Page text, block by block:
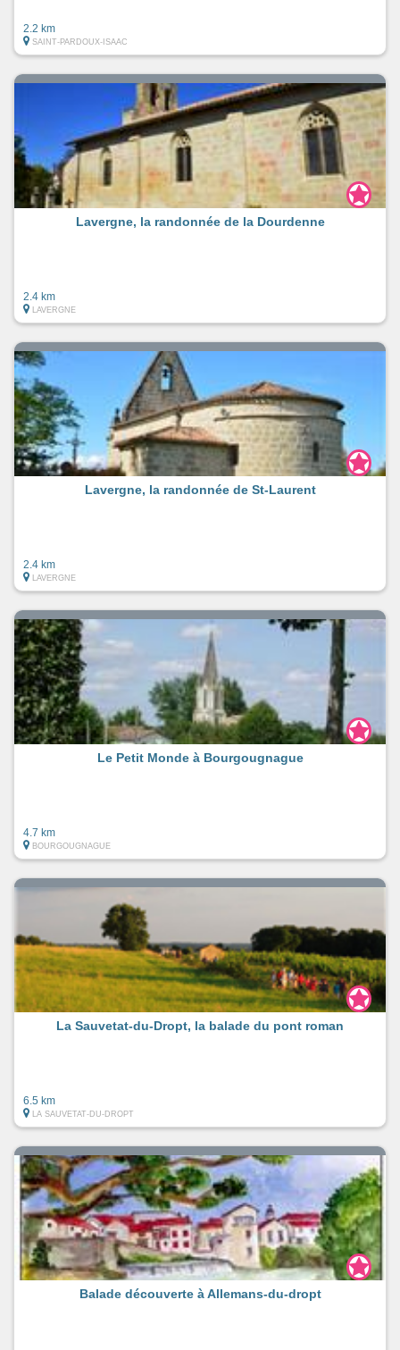
2.2 km
SAINT-PARDOUX-ISAAC
Lavergne, la randonnée de la Dourdenne
2.4 km
LAVERGNE
Lavergne, la randonnée de St-Laurent
2.4 km
LAVERGNE
Le Petit Monde à Bourgougnague
4.7 km
BOURGOUGNAGUE
La Sauvetat-du-Dropt, la balade du pont roman
6.5 km
LA SAUVETAT-DU-DROPT
Balade découverte à Allemans-du-dropt